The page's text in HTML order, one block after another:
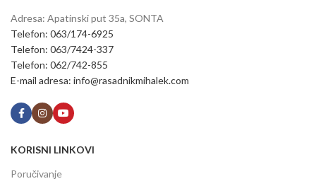
Adresa: Apatinski put 35a, SONTA
Telefon: 063/174-6925
Telefon: 063/7424-337
Telefon: 062/742-855
E-mail adresa: info@rasadnikmihalek.com
KORISNI LINKOVI
Poručivanje